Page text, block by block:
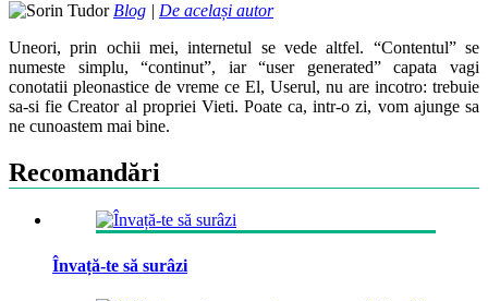
Blog | De același autor
Uneori, prin ochii mei, internetul se vede altfel. “Contentul” se
numeste simplu, “continut”, iar “user generated” capata vagi
conotatii pleonastice de vreme ce El, Userul, nu are incotro: trebuie
sa-si fie Creator al propriei Vieti. Poate ca, intr-o zi, vom ajunge sa
ne cunoastem mai bine.
Recomandări
Învață-te să surâzi